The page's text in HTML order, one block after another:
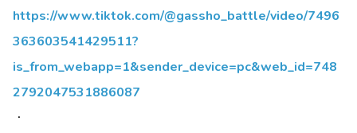
https://www.tiktok.com/@gassho_battle/video/7496
363603541429511?
is_from_webapp=1&sender_device=pc&web_id=748
2792047531886087
・